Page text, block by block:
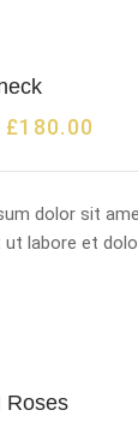
£180.00
dolor sit
ut labore et
Roses